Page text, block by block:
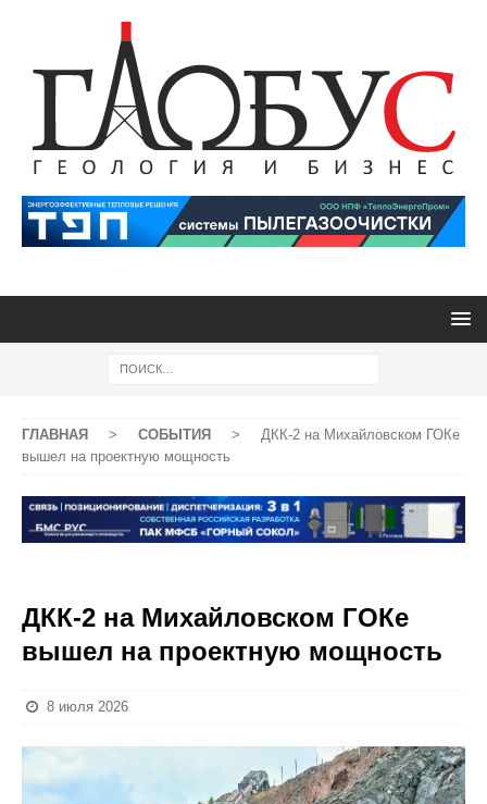
ГЛАВНАЯ > СОБЫТИЯ >
ДКК-2 на Михайловском ГОКе
вышел на проектную мощность
ДКК-2 на Михайловском ГОКе
вышел на проектную мощность
8 июля 2026